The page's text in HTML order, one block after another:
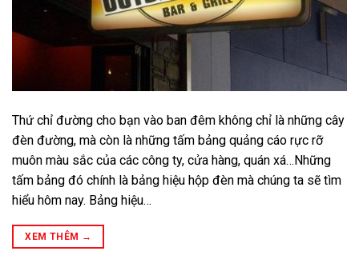
Thứ chỉ đường cho bạn vào ban đêm không chỉ là những cây
đèn đường, mà còn là những tấm bảng quảng cáo rực rỡ
muôn màu sắc của các công ty, cửa hàng, quán xá…Những
tấm bảng đó chính là bảng hiệu hộp đèn mà chúng ta sẽ tìm
hiểu hôm nay. Bảng hiệu…
XEM THÊM →